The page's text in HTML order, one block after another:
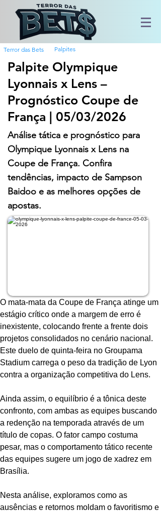
Terror das Bets Palpites
Palpite Olympique
Lyonnais x Lens –
Prognóstico Coupe de
França | 05/03/2026
Análise tática e prognóstico para
Olympique Lyonnais x Lens na
Coupe de França. Confira
tendências, impacto de Sampson
Baidoo e as melhores opções de
apostas.
O mata-mata da Coupe de França atinge um
estágio crítico onde a margem de erro é
inexistente, colocando frente a frente dois
projetos consolidados no cenário nacional.
Este duelo de quinta-feira no Groupama
Stadium carrega o peso da tradição de Lyon
contra a organização competitiva do Lens.
Ainda assim, o equilíbrio é a tônica deste
confronto, com ambas as equipes buscando
a redenção na temporada através de um
título de copas. O fator campo costuma
pesar, mas o comportamento tático recente
das equipes sugere um jogo de xadrez em
Brasília.
Nesta análise, exploramos como as
ausências e retornos moldam o favoritismo e